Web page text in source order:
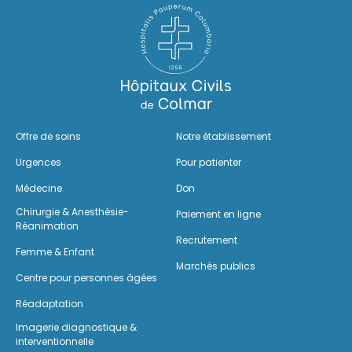
Offre de soins
Urgences
Médecine
Chirurgie & Anesthésie-
Réanimation
Femme & Enfant
Centre pour personnes âgées
Réadaptation
Imagerie diagnostique &
interventionnelle
Notre établissement
Pour patienter
Don
Paiement en ligne
Recrutement
Marchés publics